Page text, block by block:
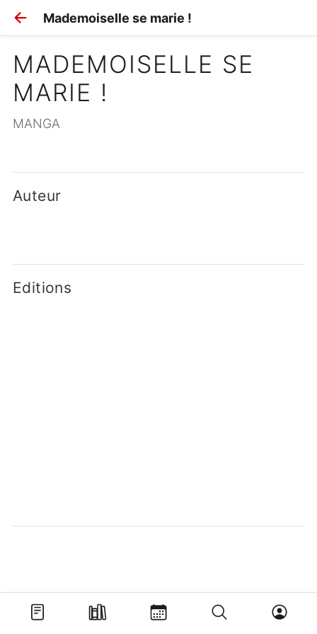
Mademoiselle se marie !
MADEMOISELLE SE
MARIE !
MANGA
Auteur
Editions